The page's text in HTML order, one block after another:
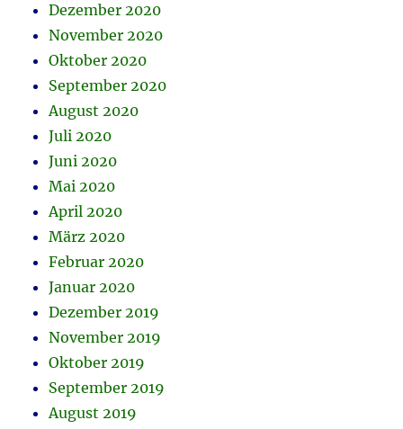
Dezember 2020
November 2020
Oktober 2020
September 2020
August 2020
Juli 2020
Juni 2020
Mai 2020
April 2020
März 2020
Februar 2020
Januar 2020
Dezember 2019
November 2019
Oktober 2019
September 2019
August 2019